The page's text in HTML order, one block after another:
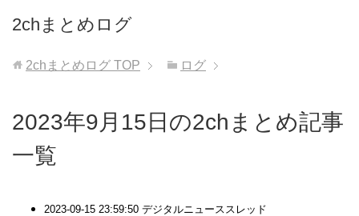
2chまとめログ
2chまとめログ TOP ログ
2023年9月15日の2chまとめ記事
一覧
2023-09-15 23:59:50 デジタルニューススレッド